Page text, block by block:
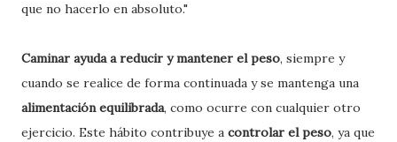
que no hacerlo en absoluto."
Caminar ayuda a reducir y mantener el peso, siempre y
cuando se realice de forma continuada y se mantenga una
alimentación equilibrada, como ocurre con cualquier otro
ejercicio. Este hábito contribuye a controlar el peso, ya que